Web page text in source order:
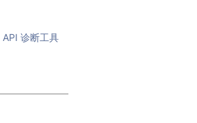
API 诊断工具